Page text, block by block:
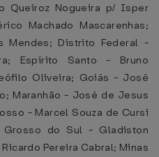
Queiroz Nogueira p/ Isper
Machado Mascarenhas;
Mendes; Distrito Federal -
Espírito Santo - Bruno
Oliveira; Goiás - José
Maranhão - José de Jesus
- Marcel Souza de Cursi
do Sul - Gladiston
Pereira Cabral; Minas